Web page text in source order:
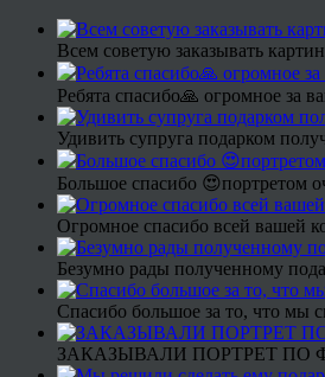
Всем советую заказывать
Ребята спасибо🙏 огромное за
Удивить супруга подарком
Большое спасибо 😍портретом
Огромное спасибо всей вашей
Безумно рады полученному
Спасибо большое за то, что мы
ЗАКАЗЫВАЛИ ПОРТРЕТ ПО